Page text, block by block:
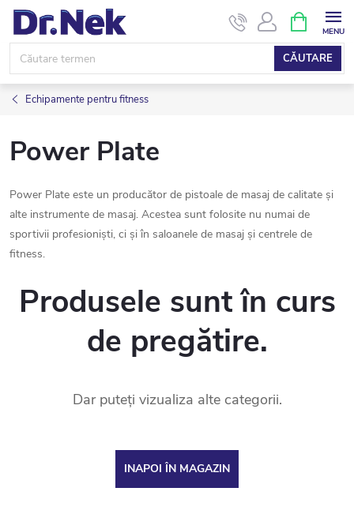
Treci
conținut
CĂUTARE
COŞ
DE
Echipamente pentru fitness
Power Plate
Power Plate este un producător de pistoale de masaj de calitate și
alte instrumente de masaj. Acestea sunt folosite nu numai de
sportivii profesioniști, ci și în saloanele de masaj și centrele de
fitness.
Produsele sunt în curs
de pregătire.
Dar puteţi vizualiza alte categorii.
INAPOI ÎN MAGAZIN